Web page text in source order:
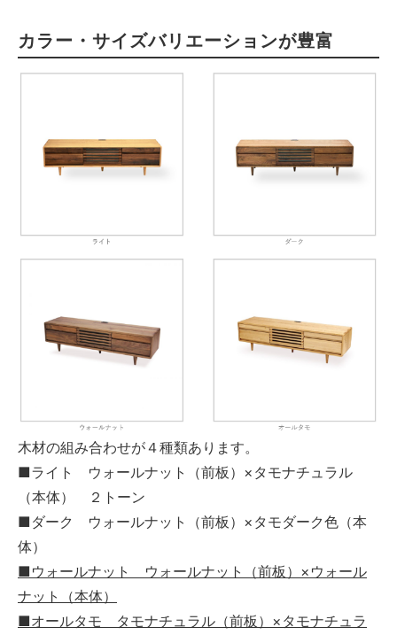
カラー・サイズバリエーションが豊富
木材の組み合わせが４種類あります。
■ライト ウォールナット（前板）×タモナチュラル
（本体） ２トーン
■ダーク ウォールナット（前板）×タモダーク色（本
体）
■ウォールナット ウォールナット（前板）×ウォール
ナット（本体）
■オールタモ タモナチュラル（前板）×タモナチュラ